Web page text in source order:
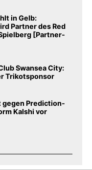
in Gelb:
Partner des Red
[Partner-
Swansea City:
Trikotsponsor
gegen Prediction-
Kalshi vor